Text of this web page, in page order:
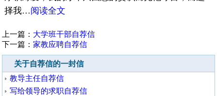
择我…阅读全文
上一篇： 大学班干部自荐信
下一篇：家教应聘自荐信
关于自荐信的一封信
教导主任自荐信
写给领导的求职自荐信